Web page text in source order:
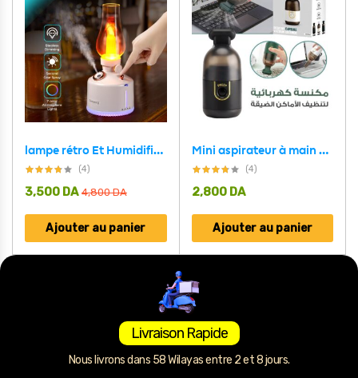
lampe rétro Et Humidificateur d’air à sans fil rechargeable
(4)
4,800DA
3,500 DA
Ajouter au panier
Mini aspirateur à main portable et sans fil pour maisons et voitures
(4)
2,800 DA
Ajouter au panier
Livraison Rapide
Nous livrons dans 58 Wilayas entre 2 et 8 jours.